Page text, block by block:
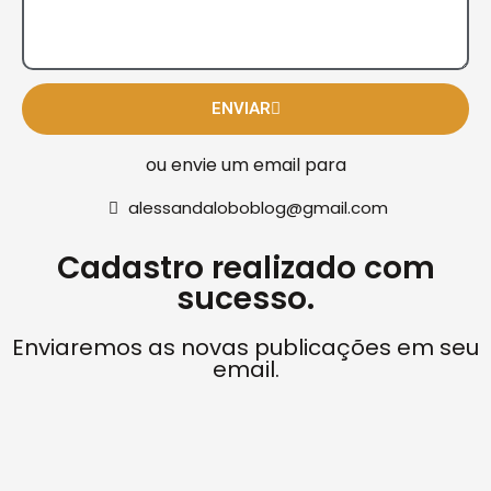
ENVIAR
ou envie um email para
alessandaloboblog@gmail.com
Cadastro realizado com
sucesso.
Enviaremos as novas publicações em seu
email.